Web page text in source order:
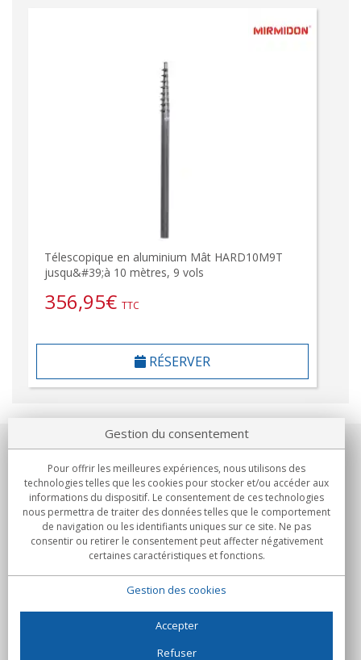
Télescopique en aluminium Mât HARD10M9T
jusqu&#39;à 10 mètres, 9 vols
356,95€ TTC
RÉSERVER
Notre société
Engagements
Achats
Gestion du consentement
Pour offrir les meilleures expériences, nous utilisons des
technologies telles que les cookies pour stocker et/ou accéder aux
informations du dispositif. Le consentement de ces technologies
nous permettra de traiter des données telles que le comportement
de navigation ou les identifiants uniques sur ce site. Ne pas
consentir ou retirer le consentement peut affecter négativement
certaines caractéristiques et fonctions.
Gestion des cookies
Accepter
Refuser